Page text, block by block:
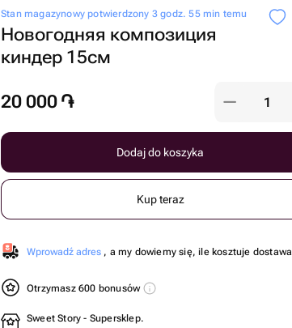
Stan magazynowy potwierdzony 3 godz. 55 min temu
Новогодняя композиция
киндер 15см
20 000 ֏
Dodaj do koszyka
Kup teraz
Wprowadź adres , a my dowiemy się, ile kosztuje dostawa
Otrzymasz 600 bonusów
Sweet Story - Supersklep.